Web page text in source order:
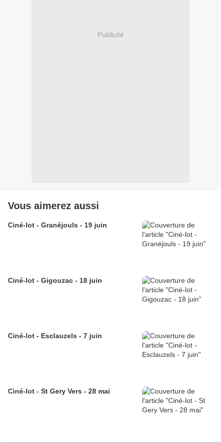
Publicité
Vous aimerez aussi
Ciné-lot - Granéjouls - 19 juin
Ciné-lot - Gigouzac - 18 juin
Ciné-lot - Esclauzels - 7 juin
Ciné-lot - St Gery Vers - 28 mai